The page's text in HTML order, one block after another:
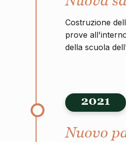
Costruzione
prove
della scuola
2021
Nuovo